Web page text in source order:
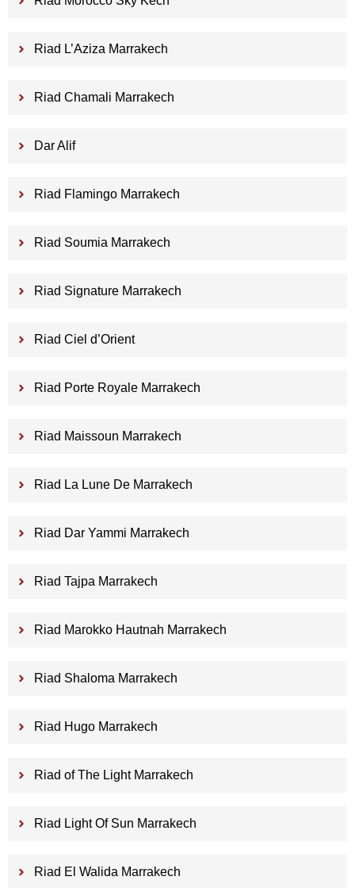
Riad L’Aziza Marrakech
Riad Chamali Marrakech
Dar Alif
Riad Flamingo Marrakech
Riad Soumia Marrakech
Riad Signature Marrakech
Riad Ciel d’Orient
Riad Porte Royale Marrakech
Riad Maissoun Marrakech
Riad La Lune De Marrakech
Riad Dar Yammi Marrakech
Riad Tajpa Marrakech
Riad Marokko Hautnah Marrakech
Riad Shaloma Marrakech
Riad Hugo Marrakech
Riad of The Light Marrakech
Riad Light Of Sun Marrakech
Riad El Walida Marrakech